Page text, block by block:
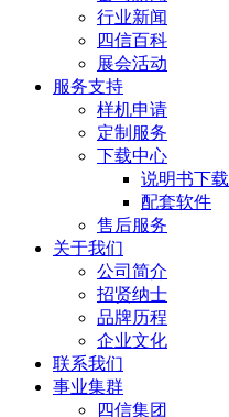
行业新闻
四信百科
展会活动
服务支持
样机申请
定制服务
下载中心
说明书下载
配套软件
售后服务
关于我们
公司简介
招贤纳士
品牌历程
企业文化
联系我们
事业集群
四信集团